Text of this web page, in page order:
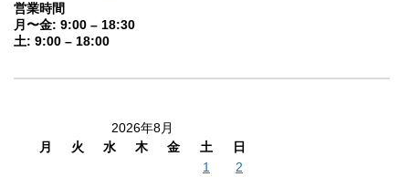
営業時間
月〜金: 9:00 – 18:30
土: 9:00 – 18:00
2026年8月
月
火 水 木 金 土
日
1
2